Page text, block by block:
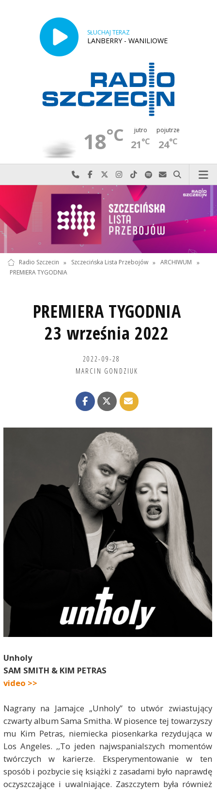
SŁUCHAJ TERAZ
LANBERRY - WANILIOWE
18°C jutro
21°C
pojutrze
24°C
Najlepiej po prostu do nas zadzwoń
Odwiedź nas na Facebook-u
Odwiedź nas na X
Odwiedź nas na Instagram-ie
Odwiedź nas na TikTok-u
Szukaj nas na Spotify
Wyślij do nas
Szukaj
Radio Szczecin » Szczecińska Lista Przebojów » ARCHIWUM
»
PREMIERA TYGODNIA
PREMIERA TYGODNIA
23 września 2022
2022-09-28
MARCIN GONDZIUK
Unholy
SAM SMITH & KIM PETRAS
video >>
Nagrany na Jamajce „Unholy” to utwór zwiastujący
czwarty album Sama Smitha. W piosence tej towarzyszy
mu Kim Petras, niemiecka piosenkarka rezydująca w
Los Angeles. ,,To jeden najwspanialszych momentów
twórczych w karierze. Eksperymentowanie w ten
sposób i pozbycie się książki z zasadami było naprawdę
oczyszczające i uwalniające. Zaszczytem była również